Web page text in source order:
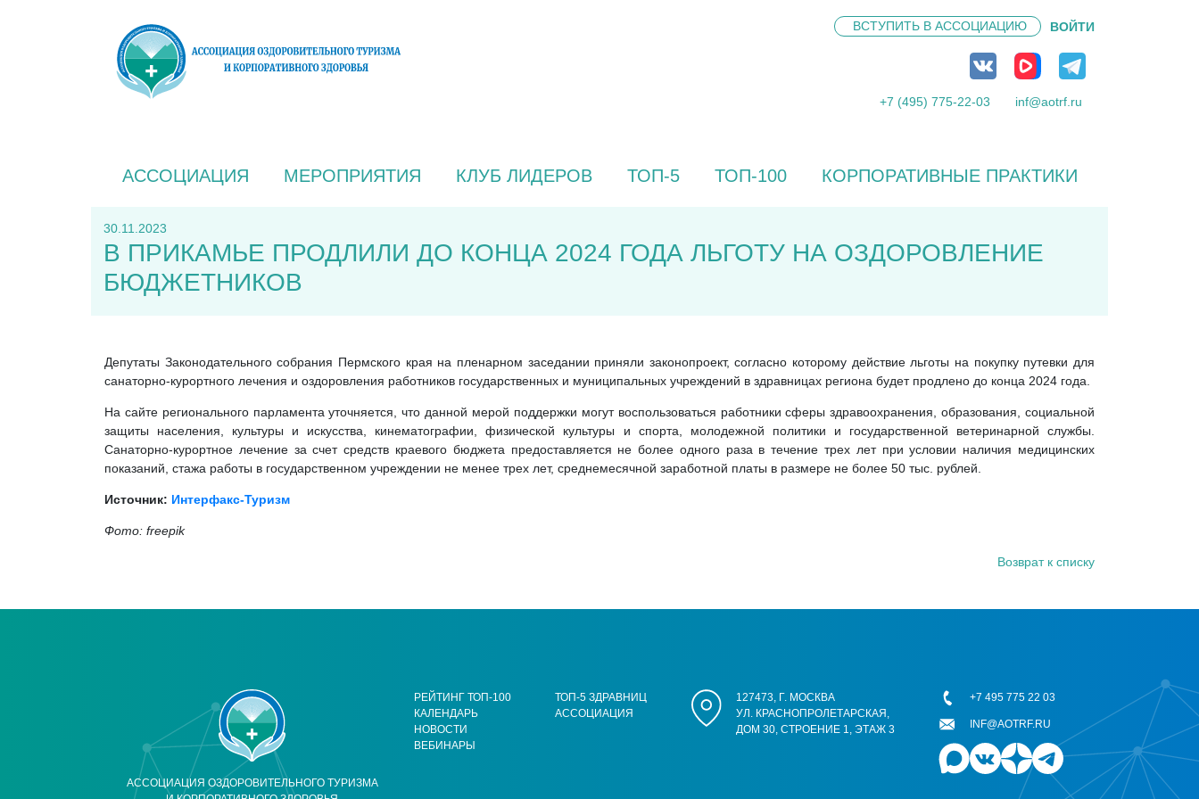
ВСТУПИТЬ В АССОЦИАЦИЮ ВОЙТИ
+7 (495) 775-22-03 inf@aotrf.ru
АССОЦИАЦИЯ МЕРОПРИЯТИЯ КЛУБ ЛИДЕРОВ ТОП-5 ТОП-100 КОРПОРАТИВНЫЕ ПРАКТИКИ
30.11.2023
В ПРИКАМЬЕ ПРОДЛИЛИ ДО КОНЦА 2024 ГОДА ЛЬГОТУ НА ОЗДОРОВЛЕНИЕ
БЮДЖЕТНИКОВ
Депутаты Законодательного собрания Пермского края на пленарном заседании приняли законопроект, согласно которому действие льготы на покупку путевки для
санаторно-курортного лечения и оздоровления работников государственных и муниципальных учреждений в здравницах региона будет продлено до конца 2024 года.
На сайте регионального парламента уточняется, что данной мерой поддержки могут воспользоваться работники сферы здравоохранения, образования, социальной
защиты населения, культуры и искусства, кинематографии, физической культуры и спорта, молодежной политики и государственной ветеринарной службы.
Санаторно-курортное лечение за счет средств краевого бюджета предоставляется не более одного раза в течение трех лет при условии наличия медицинских
показаний, стажа работы в государственном учреждении не менее трех лет, среднемесячной заработной платы в размере не более 50 тыс. рублей.
Источник: Интерфакс-Туризм
Фото: freepik
Возврат к списку
АССОЦИАЦИЯ ОЗДОРОВИТЕЛЬНОГО ТУРИЗМА
РЕЙТИНГ ТОП-100
КАЛЕНДАРЬ
НОВОСТИ
ВЕБИНАРЫ
ТОП-5 ЗДРАВНИЦ
АССОЦИАЦИЯ
127473, Г. МОСКВА
УЛ. КРАСНОПРОЛЕТАРСКАЯ,
ДОМ 30, СТРОЕНИЕ 1, ЭТАЖ 3
+7 495 775 22 03
INF@AOTRF.RU